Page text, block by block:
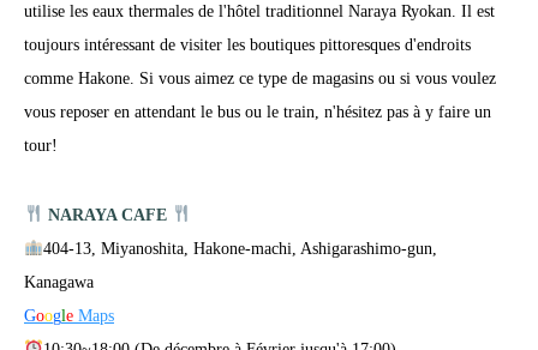
utilise les eaux thermales de l'hôtel traditionnel Naraya Ryokan. Il est
toujours intéressant de visiter les boutiques pittoresques d'endroits
comme Hakone. Si vous aimez ce type de magasins ou si vous voulez
vous reposer en attendant le bus ou le train, n'hésitez pas à y faire un
tour!
NARAYA CAFE
404-13, Miyanoshita, Hakone-machi, Ashigarashimo-gun,
Kanagawa
Google Maps